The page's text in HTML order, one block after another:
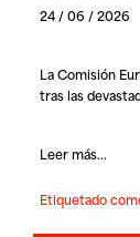
24 / 06 / 2026
La Comisión
tras las
Leer más...
Etiquetado